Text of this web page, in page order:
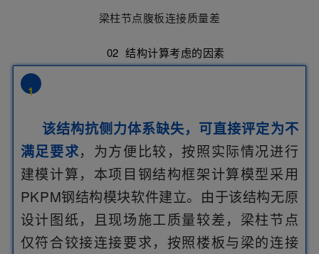
梁柱节点腹板连接质量差
02 结构计算考虑的因素
1
该结构抗侧力体系缺失，可直接评定为不
满足要求，为方便比较，按照实际情况进行
建模计算，本项目钢结构框架计算模型采用
PKPM钢结构模块软件建立。由于该结构无原
设计图纸，且现场施工质量较差，梁柱节点
仅符合铰接连接要求，按照楼板与梁的连接